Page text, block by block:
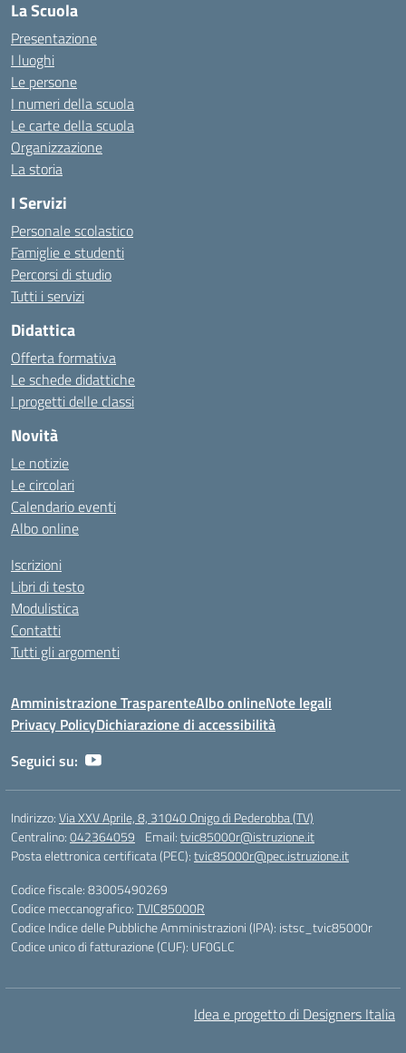
La Scuola
Presentazione
I luoghi
Le persone
I numeri della scuola
Le carte della scuola
Organizzazione
La storia
I Servizi
Personale scolastico
Famiglie e studenti
Percorsi di studio
Tutti i servizi
Didattica
Offerta formativa
Le schede didattiche
I progetti delle classi
Novità
Le notizie
Le circolari
Calendario eventi
Albo online
Iscrizioni
Libri di testo
Modulistica
Contatti
Tutti gli argomenti
Amministrazione TrasparenteAlbo onlineNote legali
Privacy PolicyDichiarazione di accessibilità
Seguici su:
Indirizzo:Via XXV Aprile, 8, 31040 Onigo di Pederobba (TV)
Centralino:042364059 Email:tvic85000r@istruzione.it
Posta elettronica certificata (PEC):tvic85000r@pec.istruzione.it
Codice fiscale: 83005490269
Codice meccanografico:TVIC85000R
Codice Indice delle Pubbliche Amministrazioni (IPA): istsc_tvic85000r
Codice unico di fatturazione (CUF): UF0GLC
Idea e progetto di Designers Italia